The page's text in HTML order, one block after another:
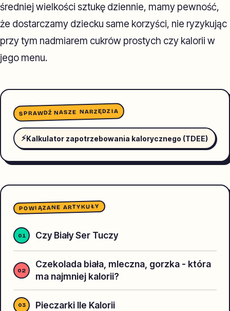
średniej wielkości sztukę dziennie, mamy pewność,
że dostarczamy dziecku same korzyści, nie ryzykując
przy tym nadmiarem cukrów prostych czy kalorii w
jego menu.
SPRAWDŹ NASZE NARZĘDZIA
⚡Kalkulator zapotrzebowania kalorycznego (TDEE)
POWIĄZANE ARTYKUŁY
Czy Biały Ser Tuczy
Czekolada biała, mleczna, gorzka - która
ma najmniej kalorii?
Pieczarki Ile Kalorii